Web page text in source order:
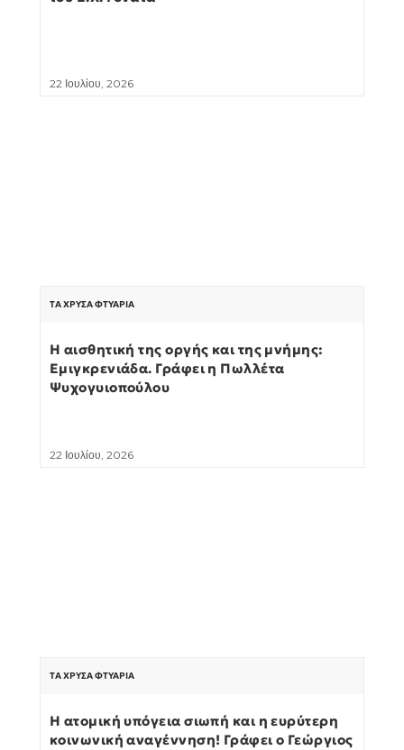
22 Ιουλίου, 2026
ΤΑ ΧΡΥΣΆ ΦΤΥΆΡΙΑ
Η αισθητική της οργής και της μνήμης:
Εμιγκρενιάδα. Γράφει η Πωλλέτα
Ψυχογυιοπούλου
22 Ιουλίου, 2026
ΤΑ ΧΡΥΣΆ ΦΤΥΆΡΙΑ
Η ατομική υπόγεια σιωπή και η ευρύτερη
κοινωνική αναγέννηση! Γράφει ο Γεώργιος